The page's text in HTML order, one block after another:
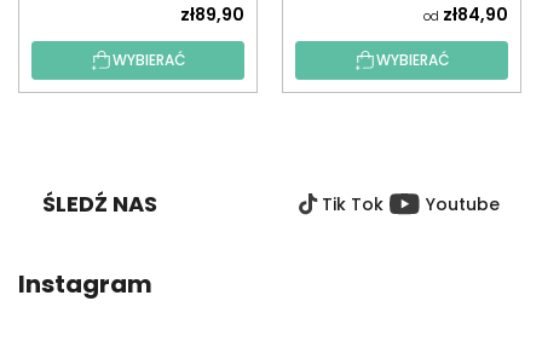
zł89,90
WYBIERAĆ
od zł84,90
WYBIERAĆ
ŚLEDŹ NAS Tik Tok Youtube
Instagram